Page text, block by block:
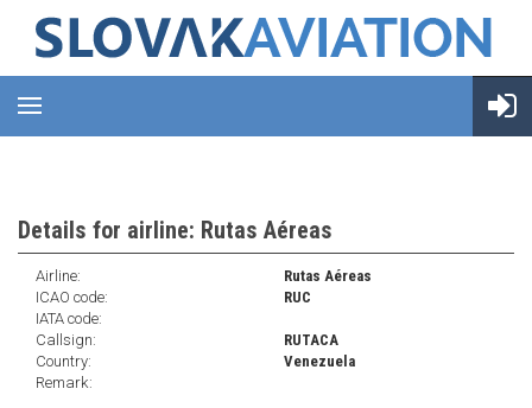
Details for airline: Rutas Aéreas
Airline:
Rutas Aéreas
ICAO code:
RUC
IATA code:
Callsign:
RUTACA
Country:
Venezuela
Remark: